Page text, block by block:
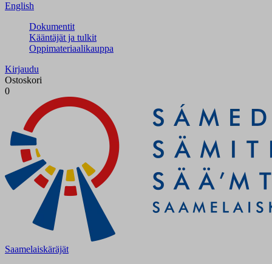
English
Dokumentit
Kääntäjät ja tulkit
Oppimateriaalikauppa
Kirjaudu
Ostoskori
0
Saamelaiskäräjät